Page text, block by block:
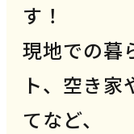
す！
現地での暮
ト、空き家
てなど、